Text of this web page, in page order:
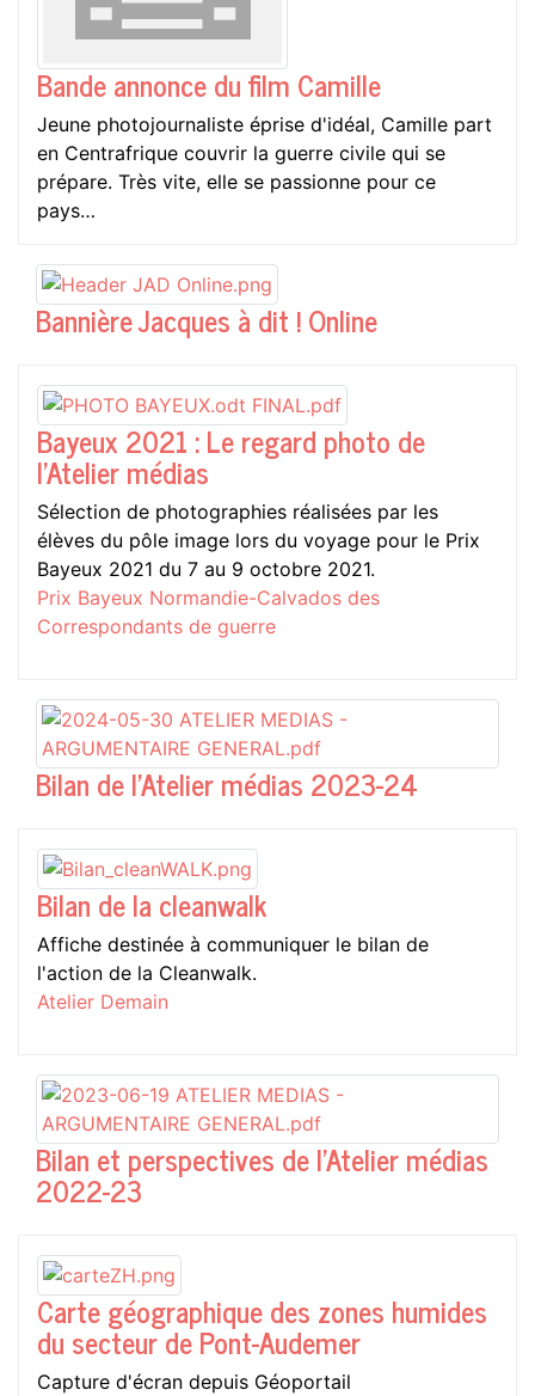
Bande annonce du film Camille
Jeune photojournaliste éprise d'idéal, Camille part
en Centrafrique couvrir la guerre civile qui se
prépare. Très vite, elle se passionne pour ce
pays…
Bannière Jacques à dit ! Online
Bayeux 2021 : Le regard photo de
l'Atelier médias
Sélection de photographies réalisées par les
élèves du pôle image lors du voyage pour le Prix
Bayeux 2021 du 7 au 9 octobre 2021.
Prix Bayeux Normandie-Calvados des
Correspondants de guerre
Bilan de l'Atelier médias 2023-24
Bilan de la cleanwalk
Affiche destinée à communiquer le bilan de
l'action de la Cleanwalk.
Atelier Demain
Bilan et perspectives de l'Atelier médias
2022-23
Carte géographique des zones humides
du secteur de Pont-Audemer
Capture d'écran depuis Géoportail